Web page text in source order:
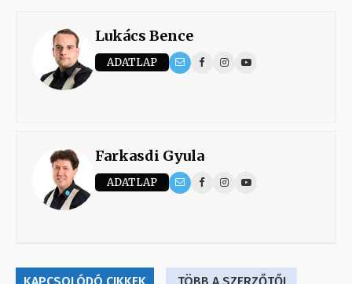
Lukács Bence
ADATLAP
Farkasdi Gyula
ADATLAP
KAPCSOLÓDÓ CIKKEK TÖBB A SZERZŐTŐL